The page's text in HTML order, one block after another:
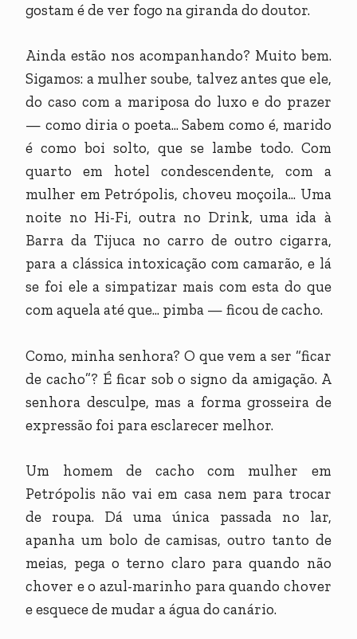
gostam é de ver fogo na giranda do doutor.
Ainda estão nos acompanhando? Muito bem.
Sigamos: a mulher soube, talvez antes que ele,
do caso com a mariposa do luxo e do prazer
— como diria o poeta... Sabem como é, marido
é como boi solto, que se lambe todo. Com
quarto em hotel condescendente, com a
mulher em Petrópolis, choveu moçoila... Uma
noite no Hi-Fi, outra no Drink, uma ida à
Barra da Tijuca no carro de outro cigarra,
para a clássica intoxicação com camarão, e lá
se foi ele a simpatizar mais com esta do que
com aquela até que... pimba — ficou de cacho.
Como, minha senhora? O que vem a ser “ficar
de cacho”? É ficar sob o signo da amigação. A
senhora desculpe, mas a forma grosseira de
expressão foi para esclarecer melhor.
Um homem de cacho com mulher em
Petrópolis não vai em casa nem para trocar
de roupa. Dá uma única passada no lar,
apanha um bolo de camisas, outro tanto de
meias, pega o terno claro para quando não
chover e o azul-marinho para quando chover
e esquece de mudar a água do canário.